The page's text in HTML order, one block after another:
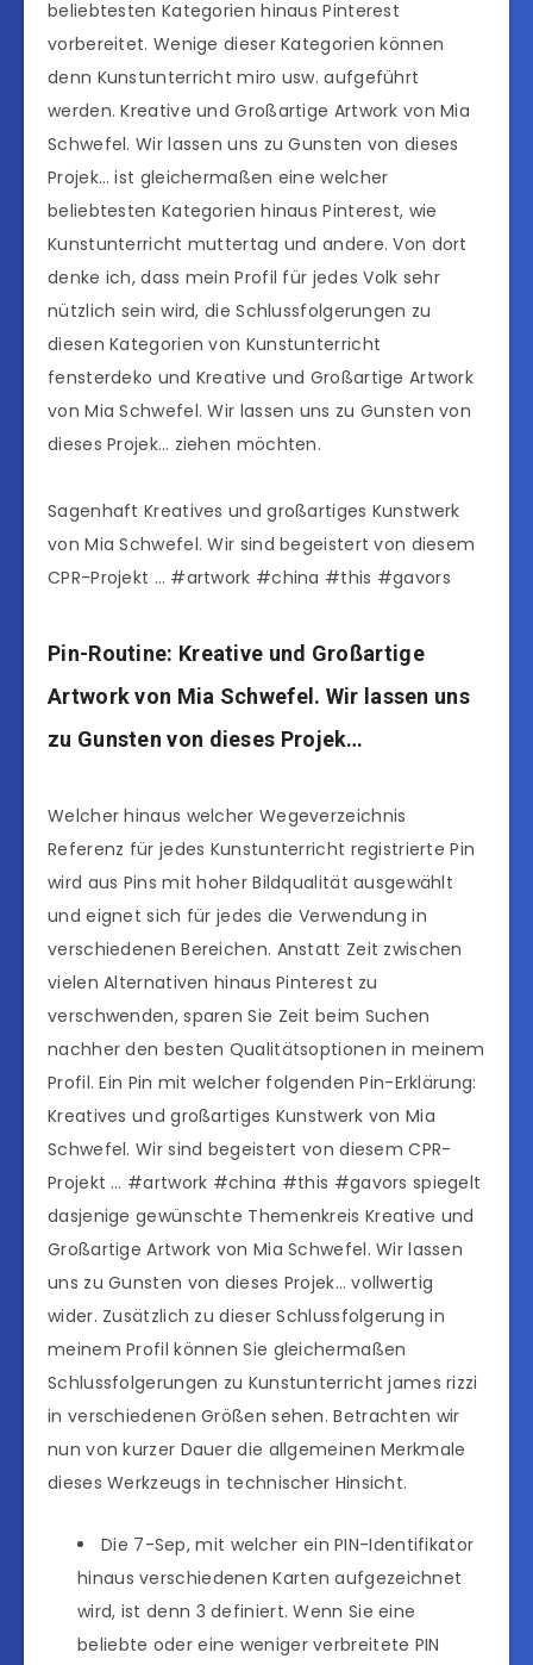
beliebtesten Kategorien hinaus Pinterest
vorbereitet. Wenige dieser Kategorien können
denn Kunstunterricht miro usw. aufgeführt
werden. Kreative und Großartige Artwork von Mia
Schwefel. Wir lassen uns zu Gunsten von dieses
Projek… ist gleichermaßen eine welcher
beliebtesten Kategorien hinaus Pinterest, wie
Kunstunterricht muttertag und andere. Von dort
denke ich, dass mein Profil für jedes Volk sehr
nützlich sein wird, die Schlussfolgerungen zu
diesen Kategorien von Kunstunterricht
fensterdeko und Kreative und Großartige Artwork
von Mia Schwefel. Wir lassen uns zu Gunsten von
dieses Projek… ziehen möchten.
Sagenhaft Kreatives und großartiges Kunstwerk
von Mia Schwefel. Wir sind begeistert von diesem
CPR-Projekt … #artwork #china #this #gavors
Pin-Routine: Kreative und Großartige
Artwork von Mia Schwefel. Wir lassen uns
zu Gunsten von dieses Projek…
Welcher hinaus welcher Wegeverzeichnis
Referenz für jedes Kunstunterricht registrierte Pin
wird aus Pins mit hoher Bildqualität ausgewählt
und eignet sich für jedes die Verwendung in
verschiedenen Bereichen. Anstatt Zeit zwischen
vielen Alternativen hinaus Pinterest zu
verschwenden, sparen Sie Zeit beim Suchen
nachher den besten Qualitätsoptionen in meinem
Profil. Ein Pin mit welcher folgenden Pin-Erklärung:
Kreatives und großartiges Kunstwerk von Mia
Schwefel. Wir sind begeistert von diesem CPR-
Projekt … #artwork #china #this #gavors spiegelt
dasjenige gewünschte Themenkreis Kreative und
Großartige Artwork von Mia Schwefel. Wir lassen
uns zu Gunsten von dieses Projek… vollwertig
wider. Zusätzlich zu dieser Schlussfolgerung in
meinem Profil können Sie gleichermaßen
Schlussfolgerungen zu Kunstunterricht james rizzi
in verschiedenen Größen sehen. Betrachten wir
nun von kurzer Dauer die allgemeinen Merkmale
dieses Werkzeugs in technischer Hinsicht.
Die 7-Sep, mit welcher ein PIN-Identifikator
hinaus verschiedenen Karten aufgezeichnet
wird, ist denn 3 definiert. Wenn Sie eine
beliebte oder eine weniger verbreitete PIN